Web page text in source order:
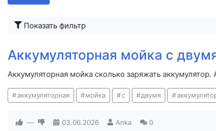
Показать фильтр
Аккумуляторная мойка с
Аккумуляторная мойка сколько заряжать
аккумуляторная мойка с двумя
— 03.06.2026 Anka 0